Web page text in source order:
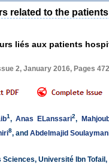
related to the
liés aux patients
2, January 2016, Pages
1,Anas ELanssari2,
8, and Abdelmajid
Sciences, Université Ibn